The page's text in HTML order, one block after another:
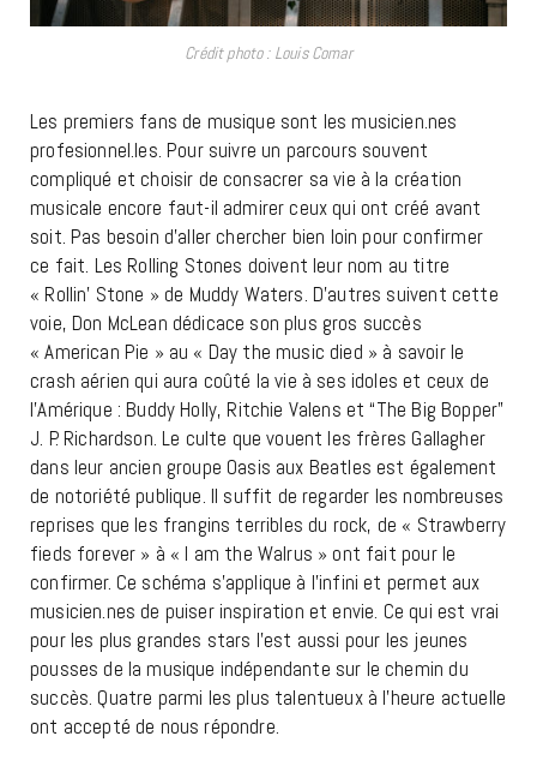
Crédit photo : Louis Comar
Les premiers fans de musique sont les musicien.nes
profesionnel.les. Pour suivre un parcours souvent
compliqué et choisir de consacrer sa vie à la création
musicale encore faut-il admirer ceux qui ont créé avant
soit. Pas besoin d’aller chercher bien loin pour confirmer
ce fait. Les Rolling Stones doivent leur nom au titre
« Rollin’ Stone » de Muddy Waters. D’autres suivent cette
voie, Don McLean dédicace son plus gros succès
« American Pie » au « Day the music died » à savoir le
crash aérien qui aura coûté la vie à ses idoles et ceux de
l’Amérique : Buddy Holly, Ritchie Valens et “The Big Bopper”
J. P. Richardson. Le culte que vouent les frères Gallagher
dans leur ancien groupe Oasis aux Beatles est également
de notoriété publique. Il suffit de regarder les nombreuses
reprises que les frangins terribles du rock, de « Strawberry
fieds forever » à « I am the Walrus » ont fait pour le
confirmer. Ce schéma s’applique à l’infini et permet aux
musicien.nes de puiser inspiration et envie. Ce qui est vrai
pour les plus grandes stars l’est aussi pour les jeunes
pousses de la musique indépendante sur le chemin du
succès. Quatre parmi les plus talentueux à l’heure actuelle
ont accepté de nous répondre.